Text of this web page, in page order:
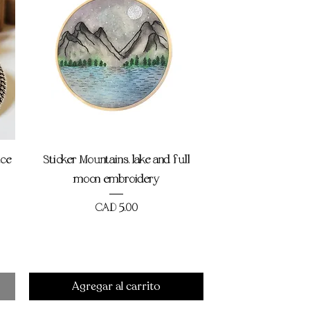
Vista rápida
Sticker Mountains, lake and full
moon embroidery
Precio
CAD 5,00
Agregar al carrito